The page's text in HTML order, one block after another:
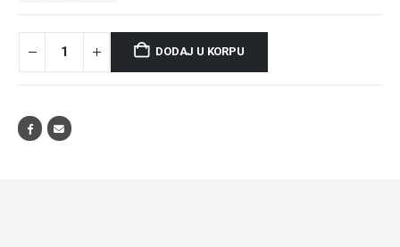
DODAJ U KORPU